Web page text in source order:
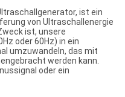
ist ein
von Ultraschallenergie
ist, unsere
oder 60Hz) in ein
umzuwandeln, das mit
werden kann.
oder ein